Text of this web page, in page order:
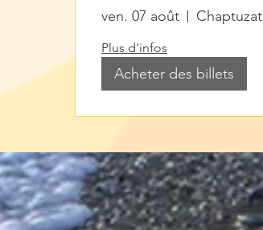
ven. 07 août Chaptuzat
Plus d'infos
Acheter des billets